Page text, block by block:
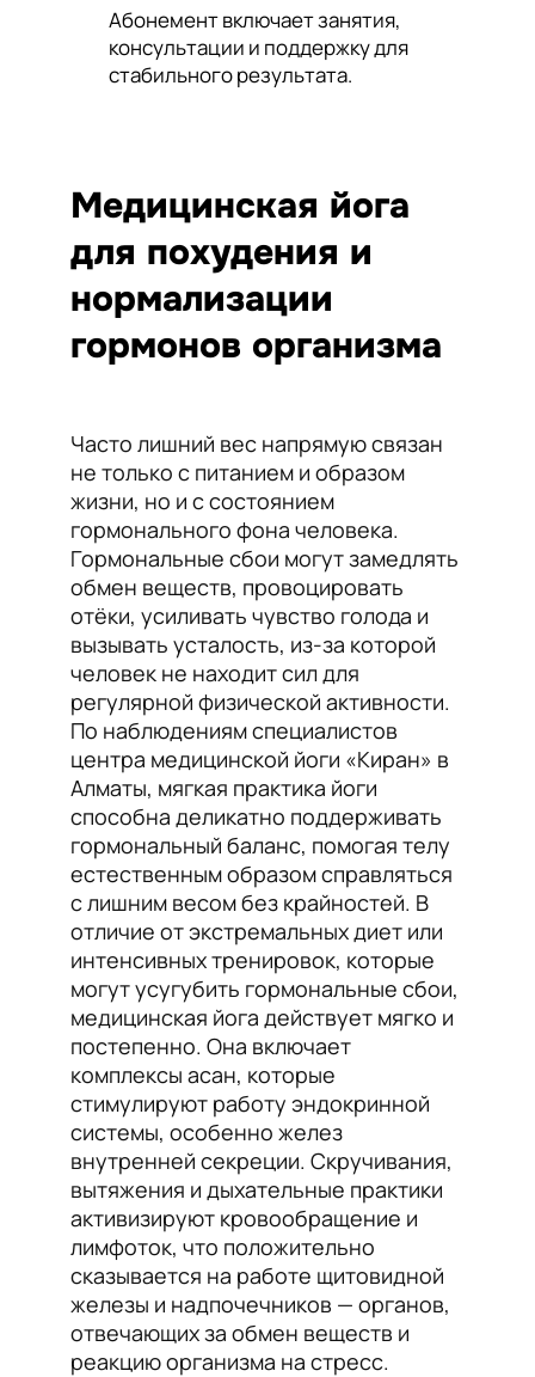
Абонемент включает занятия,
консультации и поддержку для
стабильного результата.
Медицинская йога
для похудения и
нормализации
гормонов организма
Часто лишний вес напрямую связан
не только с питанием и образом
жизни, но и с состоянием
гормонального фона человека.
Гормональные сбои могут замедлять
обмен веществ, провоцировать
отёки, усиливать чувство голода и
вызывать усталость, из-за которой
человек не находит сил для
регулярной физической активности.
По наблюдениям специалистов
центра медицинской йоги «Киран» в
Алматы, мягкая практика йоги
способна деликатно поддерживать
гормональный баланс, помогая телу
естественным образом справляться
с лишним весом без крайностей. В
отличие от экстремальных диет или
интенсивных тренировок, которые
могут усугубить гормональные сбои,
медицинская йога действует мягко и
постепенно. Она включает
комплексы асан, которые
стимулируют работу эндокринной
системы, особенно желез
внутренней секреции. Скручивания,
вытяжения и дыхательные практики
активизируют кровообращение и
лимфоток, что положительно
сказывается на работе щитовидной
железы и надпочечников — органов,
отвечающих за обмен веществ и
реакцию организма на стресс.